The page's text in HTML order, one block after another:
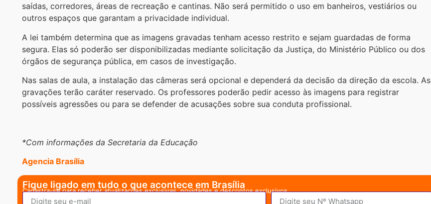
saídas, corredores, áreas de recreação e cantinas. Não será permitido o uso em banheiros, vestiários ou
outros espaços que garantam a privacidade individual.
A lei também determina que as imagens gravadas tenham acesso restrito e sejam guardadas de forma
segura. Elas só poderão ser disponibilizadas mediante solicitação da Justiça, do Ministério Público ou dos
órgãos de segurança pública, em casos de investigação.
Nas salas de aula, a instalação das câmeras será opcional e dependerá da decisão da direção da escola. As
gravações terão caráter reservado. Os professores poderão pedir acesso às imagens para registrar
possíveis agressões ou para se defender de acusações sobre sua conduta profissional.
*Com informações da Secretaria da Educação
Agencia Brasília
Fique ligado em tudo o que acontece em Brasília
Cadastra-se para receber atualizações exclusivas, novidades e descontos exclusivos.